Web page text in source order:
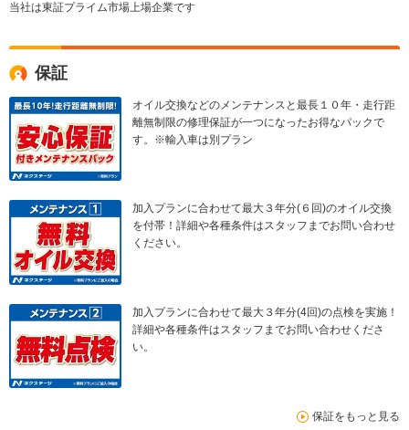
当社は東証プライム市場上場企業です
保証
オイル交換などのメンテナンスと最長１０年・走行距
離無制限の修理保証が一つになったお得なパックで
す。※輸入車は別プラン
加入プランに合わせて最大３年分(６回)のオイル交換
を付帯！詳細や各種条件はスタッフまでお問い合わせ
ください。
加入プランに合わせて最大３年分(4回)の点検を実施！
詳細や各種条件はスタッフまでお問い合わせくださ
い。
保証をもっと見る